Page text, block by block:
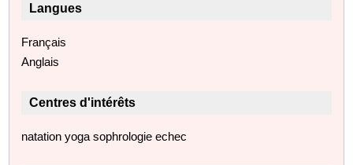
Langues
Français
Anglais
Centres d'intérêts
natation yoga sophrologie echec